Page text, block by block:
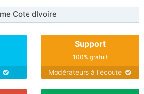
Cote dIvoire
Support
100% gratuit
Modérateurs à l'écoute